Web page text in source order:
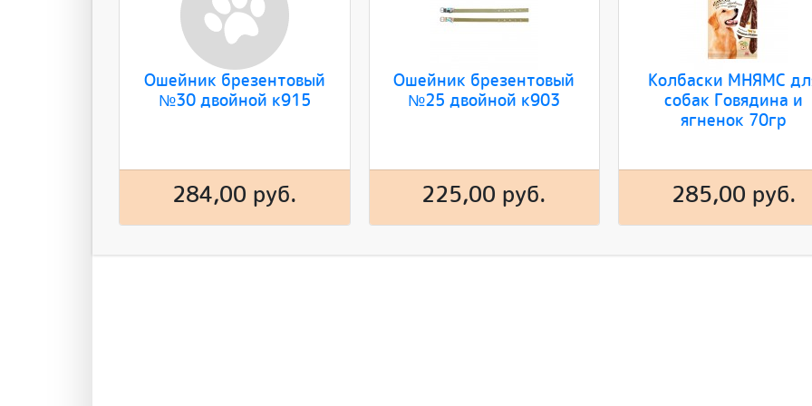
Ошейник брезентовый
№30 двойной к915
284,00 руб.
Ошейник брезентовый
№25 двойной к903
225,00 руб.
Колбаски МНЯМС
собак Говядина и
ягненок 70гр
285,00 руб.